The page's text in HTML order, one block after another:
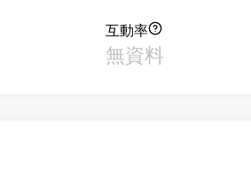
互動率
無資料